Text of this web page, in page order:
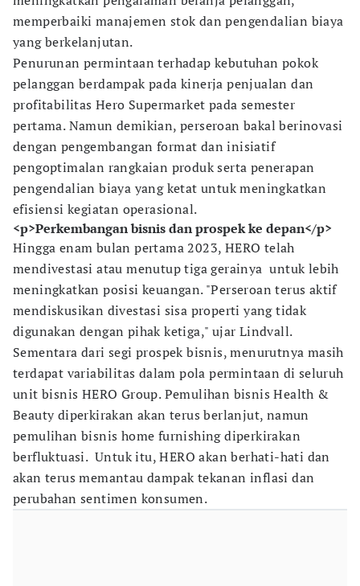
memperbaiki manajemen stok dan pengendalian biaya
yang berkelanjutan.
Penurunan permintaan terhadap kebutuhan pokok
pelanggan berdampak pada kinerja penjualan dan
profitabilitas Hero Supermarket pada semester
pertama. Namun demikian, perseroan bakal berinovasi
dengan pengembangan format dan inisiatif
pengoptimalan rangkaian produk serta penerapan
pengendalian biaya yang ketat untuk meningkatkan
efisiensi kegiatan operasional.
<p>Perkembangan bisnis dan prospek ke depan</p>
Hingga enam bulan pertama 2023, HERO telah
mendivestasi atau menutup tiga gerainya untuk lebih
meningkatkan posisi keuangan. "Perseroan terus aktif
mendiskusikan divestasi sisa properti yang tidak
digunakan dengan pihak ketiga," ujar Lindvall.
Sementara dari segi prospek bisnis, menurutnya masih
terdapat variabilitas dalam pola permintaan di seluruh
unit bisnis HERO Group. Pemulihan bisnis Health &
Beauty diperkirakan akan terus berlanjut, namun
pemulihan bisnis home furnishing diperkirakan
berfluktuasi. Untuk itu, HERO akan berhati-hati dan
akan terus memantau dampak tekanan inflasi dan
perubahan sentimen konsumen.